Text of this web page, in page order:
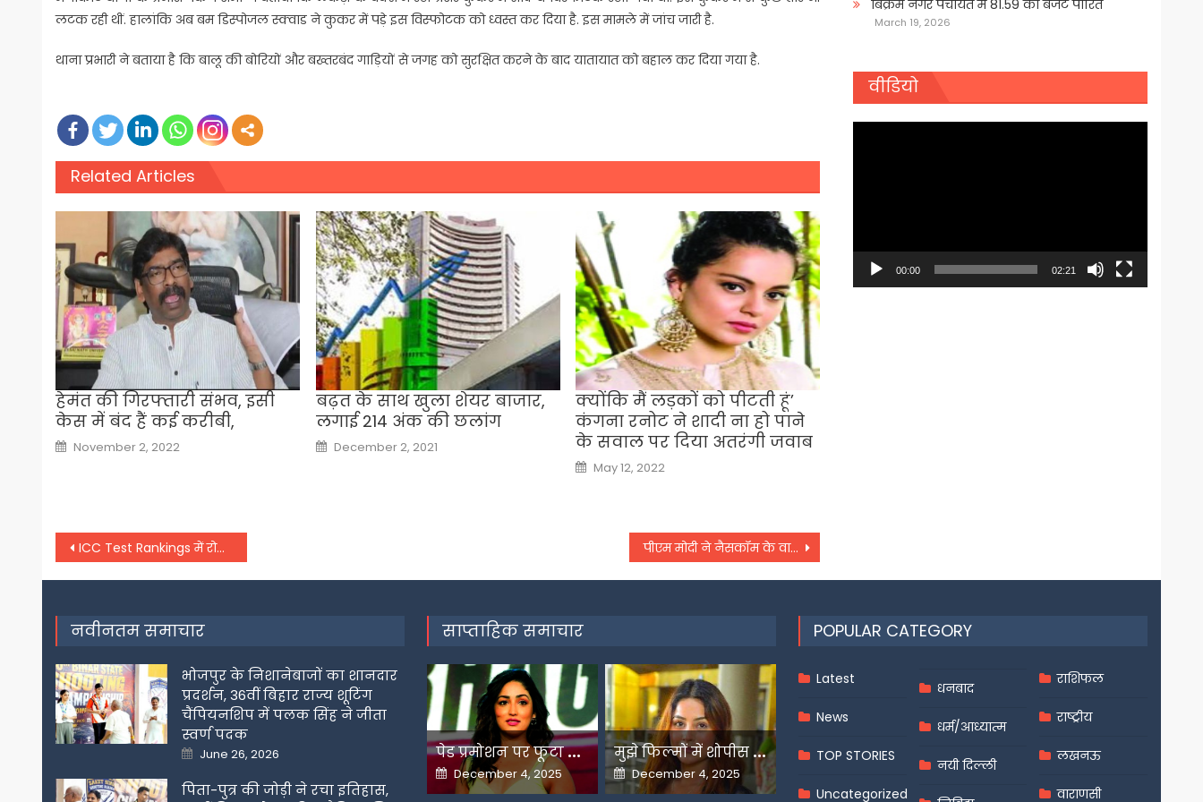
लटक रही थीं. हालांकि अब बम डिस्पोजल स्क्वाड ने कुकर में पड़े इस विस्फोटक को ध्वस्त कर दिया है. इस मामले में जांच जारी है.
थाना प्रभारी ने बताया है कि बालू की बोरियों और बख्तरबंद गाड़ियों से जगह को सुरक्षित करने के बाद यातायात को बहाल कर दिया गया है.
Related Articles
हेमंत की गिरफ्तारी संभव, इसी
केस में बंद हैं कई करीबी,
Posted
on
November 2, 2022
बढ़त के साथ खुला शेयर बाजार,
लगाई 214 अंक की छलांग
Posted
on
December 2, 2021
क्योंकि मैं लड़कों को पीटती हूं’
कंगना रनोट ने शादी ना हो पाने
के सवाल पर दिया अतरंगी जवाब
Posted
on
May 12, 2022
Post
navigation
ICC Test Rankings में रोहित शर्मा ने मारी लंबी छलांग, टॉप 5 में पहुंचे आर अश्विन पीएम मोदी ने नैसकॉम के वार्षिक सम्मेलन का किया उद्घाटन, बोले- हमें अपने आप से प्रतिस्पर्धा करनी होगी
बिक्रम नगर पंचायत में 81.59 का बजट पारित
March 19, 2026
वीडियो
00:00 02:21
नवीनतम समाचार
भोजपुर के निशानेबाजों का शानदार
प्रदर्शन, 36वीं बिहार राज्य शूटिंग
चैंपियनशिप में पलक सिंह ने जीता
स्वर्ण पदक
Posted
on
June 26, 2026
पिता-पुत्र की जोड़ी ने रचा इतिहास,
साप्ताहिक समाचार
प
ेड प्रमोशन पर फूटा यामी गौतम का गुस्सा
Posted
on
December 4, 2025
म
ुझे फिल्मों में शोपीस की तरह इस्तेमाल किया गया-शहनाज गिल
Posted
on
December 4, 2025
POPULAR CATEGORY
Latest
News
TOP STORIES
Uncategorized
धनबाद
धर्म/आध्यात्म
नयी दिल्ली
राशिफल
राष्ट्रीय
लखनऊ
वाराणसी